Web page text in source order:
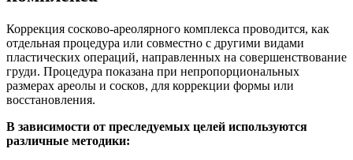
Коррекция сосково-ареолярного комплекса проводится, как
отдельная процедура или совместно с другими видами
пластических операций, направленных на совершенствование
груди. Процедура показана при непропорциональных
размерах ареолы и сосков, для коррекции формы или
восстановления.
В зависимости от преследуемых целей используются
различные методики: